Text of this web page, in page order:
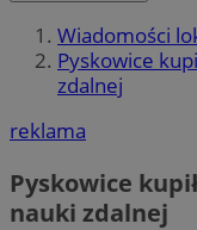
Wiadomości
Pyskowice
zdalnej
reklama
Pyskowice
nauki zdalnej